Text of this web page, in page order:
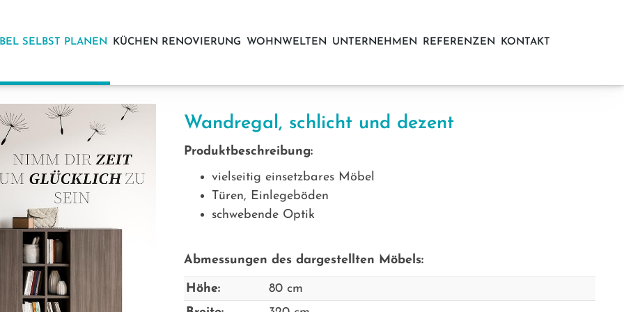
SELBST PLANEN KÜCHEN RENOVIERUNG WOHNWELTEN UNTERNEHMEN REFERENZEN KONTAKT
Wandregal, schlicht und dezent
Produktbeschreibung:
vielseitig einsetzbares Möbel
Türen, Einlegeböden
schwebende Optik
Abmessungen des dargestellten Möbels:
Höhe:
80 cm